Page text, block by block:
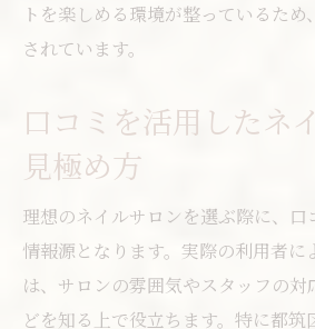
トを楽しめる環境が整っているた
されています。
口コミを活用したネ
見極め方
理想のネイルサロンを選ぶ際に、口
情報源となります。実際の利用者に
は、サロンの雰囲気やスタッフの対
どを知る上で役立ちます。特に都筑